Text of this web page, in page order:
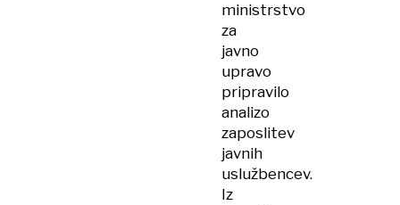
ministrstvo
za
javno
upravo
pripravilo
analizo
zaposlitev
javnih
uslužbencev.
Iz